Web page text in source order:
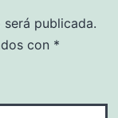
publicada.
con *